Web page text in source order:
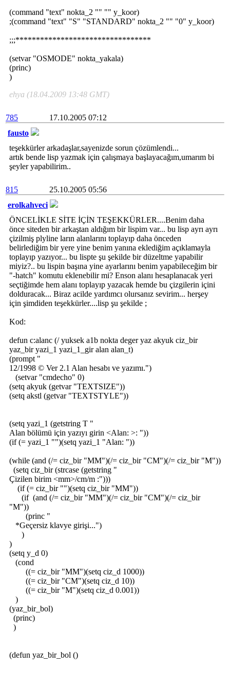
(command "text" nokta_2 "" "" y_koor)
;(command "text" "S" "STANDARD" nokta_2 "" "0" y_koor)
;;;*********************************
(setvar "OSMODE" nokta_yakala)
(princ)
)
ehya (18.04.2009 13:48 GMT)
785
17.10.2005 07:12
fausto
teşekkürler arkadaşlar,sayenizde sorun çözümlendi...
artık bende lisp yazmak için çalışmaya başlayacağım,umarım bi
şeyler yapabilirim..
815
25.10.2005 05:56
erolkahveci
ÖNCELİKLE SİTE İÇİN TEŞEKKÜRLER....Benim daha
önce siteden bir arkaştan aldığım bir lispim var... bu lisp ayrı ayrı
çizilmiş plyline ların alanlarını toplayıp daha önceden
belirlediğim bir yere yine benim yanına eklediğim açıklamayla
toplayıp yazıyor... bu lispte şu şekilde bir düzeltme yapabilir
miyiz?.. bu lispin başına yine ayarlarını benim yapabileceğim bir
"-hatch" komutu eklenebilir mi? Enson alanı hesaplanacak yeri
seçtiğimde hem alanı toplayıp yazacak hemde bu çizgilerin içini
dolduracak... Biraz acilde yardımcı olursanız sevirim... herşey
için şimdiden teşekkürler....lisp şu şekilde ;
Kod:
defun c:alanc (/ yuksek a1b nokta deger yaz akyuk ciz_bir
yaz_bir yazi_1 yazi_1_gir alan alan_t)
(prompt "
12/1998 © Ver 2.1 Alan hesabı ve yazımı.")
(setvar "cmdecho" 0)
(setq akyuk (getvar "TEXTSIZE"))
(setq akstl (getvar "TEXTSTYLE"))
(setq yazi_1 (getstring T "
Alan bölümü için yazıyı girin <Alan: >: "))
(if (= yazi_1 "")(setq yazi_1 "Alan: "))
(while (and (/= ciz_bir "MM")(/= ciz_bir "CM")(/= ciz_bir "M"))
(setq ciz_bir (strcase (getstring "
Çizilen birim <mm>/cm/m :")))
(if (= ciz_bir "")(setq ciz_bir "MM"))
(if (and (/= ciz_bir "MM")(/= ciz_bir "CM")(/= ciz_bir
"M"))
(princ "
*Geçersiz klavye girişi...")
)
)
(setq y_d 0)
(cond
((= ciz_bir "MM")(setq ciz_d 1000))
((= ciz_bir "CM")(setq ciz_d 10))
((= ciz_bir "M")(setq ciz_d 0.001))
)
(yaz_bir_bol)
(princ)
)
(defun yaz_bir_bol ()